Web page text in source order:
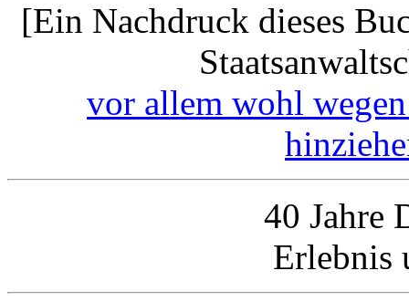
[Ein Nachdruck dieses
vor allem wohl
40 Jahre
Erlebnis